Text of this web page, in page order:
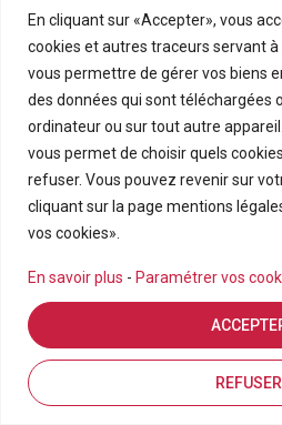
En cliquant sur «Accepter», vous
cookies et autres traceurs servant
vous permettre de gérer vos biens
des données qui sont téléchargées
ordinateur ou sur tout autre
vous permet de choisir quels
refuser. Vous pouvez revenir sur
cliquant sur la page mentions
vos cookies».
En savoir plus - Paramétrer vos
REFUSER
190 000€
Appartement T3 En Rez-De-
BRAS PANON
3 69.21